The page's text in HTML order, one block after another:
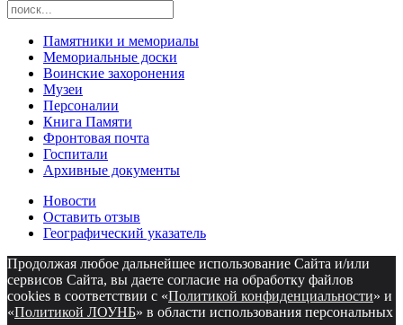
Памятники и мемориалы
Мемориальные доски
Воинские захоронения
Музеи
Персоналии
Книга Памяти
Фронтовая почта
Госпитали
Архивные документы
Новости
Оставить отзыв
Географический указатель
Продолжая любое дальнейшее использование Сайта и/или
сервисов Сайта, вы даете согласие на обработку файлов
cookies в соответствии с «Политикой конфиденциальности» и
«Политикой ЛОУНБ» в области использования персональных